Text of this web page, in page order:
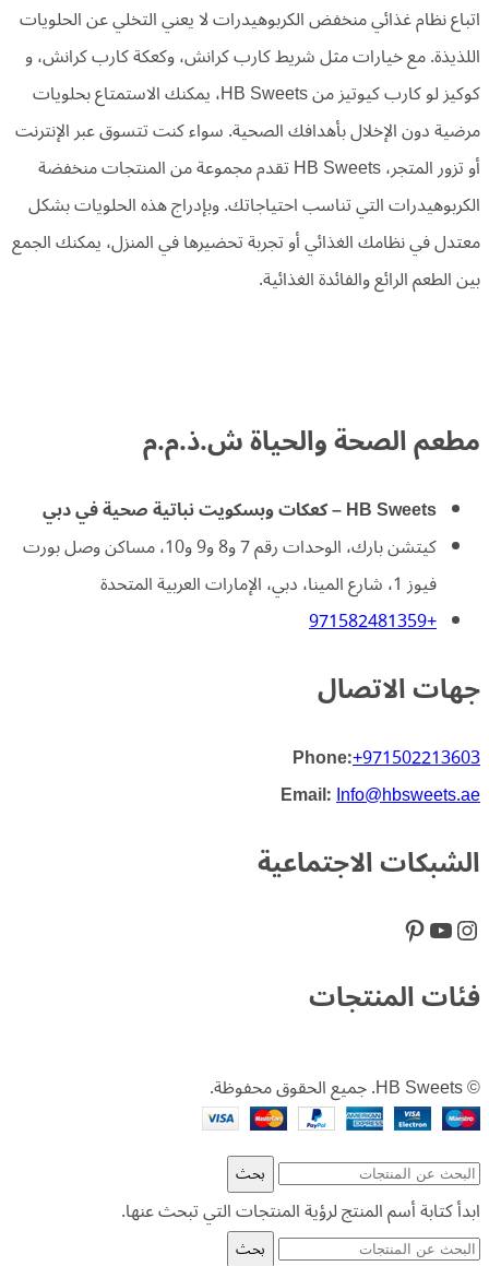
اتباع نظام غذائي منخفض الكربوهيدرات لا يعني التخلي عن الحلويات
اللذيذة. مع خيارات مثل شريط كارب كرانش، وكعكة كارب كرانش، و
كوكيز لو كارب كيوتيز من HB Sweets، يمكنك الاستمتاع بحلويات
مرضية دون الإخلال بأهدافك الصحية. سواء كنت تتسوق عبر الإنترنت
أو تزور المتجر، HB Sweets تقدم مجموعة من المنتجات منخفضة
الكربوهيدرات التي تناسب احتياجاتك. وبإدراج هذه الحلويات بشكل
معتدل في نظامك الغذائي أو تجربة تحضيرها في المنزل، يمكنك الجمع
بين الطعم الرائع والفائدة الغذائية.
مطعم الصحة والحياة ش.ذ.م.م
HB Sweets – كعكات وبسكويت نباتية صحية في دبي
كيتشن بارك، الوحدات رقم 7 و8 و9 و10، مساكن وصل بورت
فيوز 1، شارع المينا، دبي، الإمارات العربية المتحدة
+971582481359
جهات الاتصال
Phone:+971502213603
Email:Info@hbsweets.ae
الشبكات الاجتماعية
إنستجرام
يوتيوببينتريست
فئات المنتجات
© HB Sweets. جميع الحقوق محفوظة.
بحث
ابدأ كتابة أسم المنتج لرؤية المنتجات التي تبحث عنها.
بحث